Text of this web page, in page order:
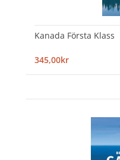
Kanada Första Klass
345,00kr